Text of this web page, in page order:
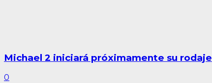
Michael 2 iniciará próximamente su rodaje
0